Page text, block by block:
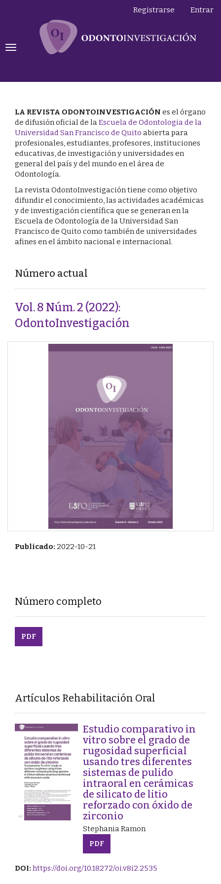
Contenido
principal
Registrarse Entrar
Toggle
LA REVISTA ODONTOINVESTIGACIÓN es el órgano
de difusión oficial de laEscuela de Odontologia de la
Universidad San Francisco de Quito abierta para
profesionales, estudiantes, profesores, instituciones
educativas, de investigación y universidades en
general del país y del mundo en el área de
Odontología.
La revista OdontoInvestigación tiene como objetivo
difundir el conocimiento, las actividades académicas
y de investigación científica que se generan en la
Escuela de Odontología de la Universidad San
Francisco de Quito como también de universidades
afines en el ámbito nacional e internacional.
Número actual
Vol. 8 Núm. 2 (2022):
OdontoInvestigación
Publicado: 2022-10-21
Número completo
PDF
Artículos Rehabilitación Oral
Estudio comparativo in
vitro sobre el grado de
rugosidad superficial
usando tres diferentes
sistemas de pulido
intraoral en cerámicas
de silicato de litio
reforzado con óxido de
zirconio
Stephania Ramon
PDF
DOI: https://doi.org/10.18272/oi.v8i2.2535